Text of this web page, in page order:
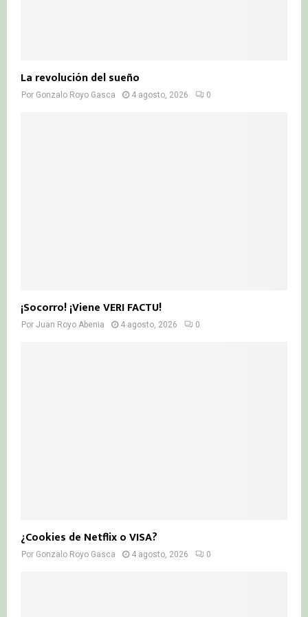
La revolución del sueño
Por Gonzalo Royo Gasca 4 agosto, 2026 0
¡Socorro! ¡Viene VERI FACTU!
Por Juan Royo Abenia 4 agosto, 2026 0
¿Cookies de Netflix o VISA?
Por Gonzalo Royo Gasca 4 agosto, 2026 0